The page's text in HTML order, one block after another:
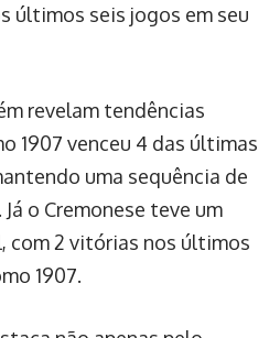
últimos seis jogos em seu
revelam tendências
1907 venceu 4 das últimas
uma sequência de
o Cremonese teve um
com 2 vitórias nos últimos
1907.